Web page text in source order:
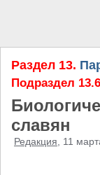
Раздел 13.
Подраздел
славян
Редакция , 11